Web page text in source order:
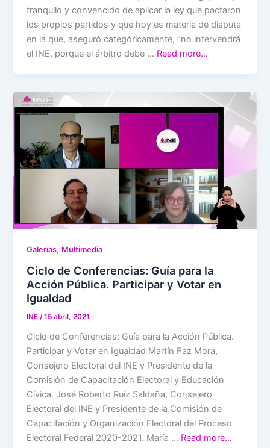
tranquilo y convencido de aplicar la ley que pactaron
los propios partidos y que hoy es materia de disputa
en la que, aseguró categóricamente, “no intervendrá
el INE, porque el árbitro debe … Read more…
Galerías, Multimedia
Ciclo de Conferencias: Guía para la
Acción Pública. Participar y Votar en
Igualdad
INE /15 abril, 2021
Ciclo de Conferencias: Guía para la Acción Pública.
Participar y Votar en Igualdad Martín Faz Mora,
Consejero Electoral del INE y Presidente de la
Comisión de Capacitación Electoral y Educación
Cívica. José Roberto Ruíz Saldaña, Consejero
Electoral del INE y Presidente de la Comisión de
Capacitación y Organización Electoral del Proceso
Electoral Federal 2020-2021. María … Read more…